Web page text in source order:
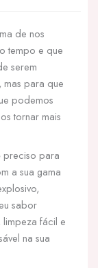
de nos
tempo e que
serem
mas para que
podemos
tornar mais
preciso para
a sua gama
sabor
fácil e
na sua